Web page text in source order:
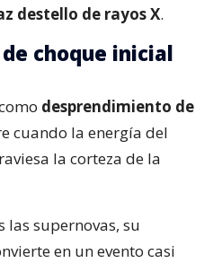
destello de rayos X.
choque inicial
desprendimiento de
cuando la energía del
la corteza de la
las supernovas, su
en un evento casi